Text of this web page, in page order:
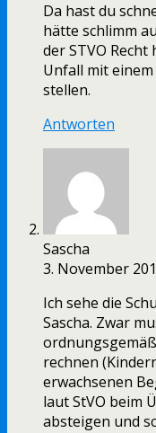
Da hast du
hätte schlimm
der STVO
Unfall mit
stellen.
Antworten
Sascha
3. November
Ich sehe die
Sascha. Zwar
rechnen
erwachsenen
laut StVO beim
absteigen und